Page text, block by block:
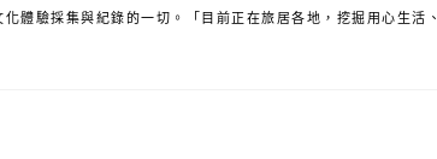
化體驗採集與紀錄的一切。「目前正在旅居各地，挖掘用心生活